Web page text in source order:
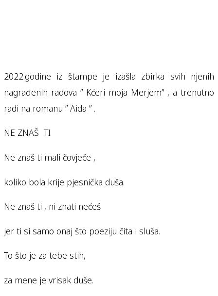
2022.godine iz štampe je izašla zbirka svih njenih
nagrađenih radova ” Kćeri moja Merjem” , a trenutno
radi na romanu ” Aida ” .
NE ZNAŠ TI
Ne znaš ti mali čovječe ,
koliko bola krije pjesnička duša.
Ne znaš ti , ni znati nećeš
jer ti si samo onaj što poeziju čita i sluša.
To što je za tebe stih,
za mene je vrisak duše.